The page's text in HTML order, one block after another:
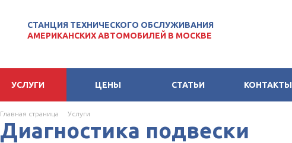
СТАНЦИЯ ТЕХНИЧЕСКОГО ОБСЛУЖИВАНИЯ
АМЕРИКАНСКИХ АВТОМОБИЛЕЙ В МОСКВЕ
УСЛУГИ ЦЕНЫ СТАТЬИ КОНТАКТЫ
Главная страница Услуги
Диагностика подвески